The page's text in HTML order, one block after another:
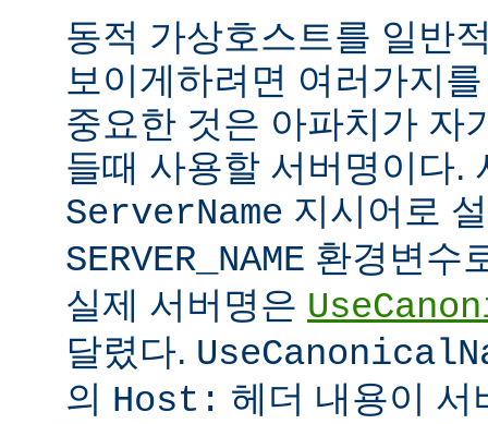
동적 가상호스트를 일반
보이게하려면 여러가지
중요한 것은 아파치가 자
들때 사용할 서버명이다.
ServerName 지시어로
SERVER_NAME 환경변수
실제 서버명은
달렸다.
의 Host: 헤더 내용이 서